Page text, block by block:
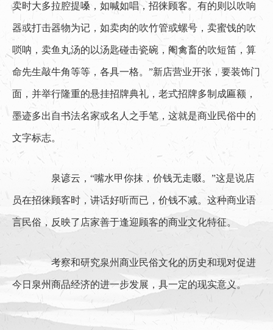
卖时大多拉腔提嗓，如喊如唱，招徕顾客。有的则以吹响
器或打击器物为记，如卖肉的吹竹管或螺号，卖蜜饯的吹
唢呐，卖鱼丸汤的以汤匙碰击瓷碗，阉禽畜的吹短笛，算
命先生敲牛角等等，各具一格。”新店营业开张，要装饰门
面，并举行隆重的悬挂招牌典礼，老式招牌多制成匾额，
墨迹多出自书法名家或名人之手笔，这就是商业民俗中的
文字标志。
泉谚云，“嘴水甲你抹，价钱无走啜。”这是说店
员在招徕顾客时，讲话好听而已，价钱不减。这种商业语
言民俗，反映了店家善于逢迎顾客的商业文化特征。
考察和研究泉州商业民俗文化的历史和现对促进
今日泉州商品经济的进一步发展，具一定的现实意义。